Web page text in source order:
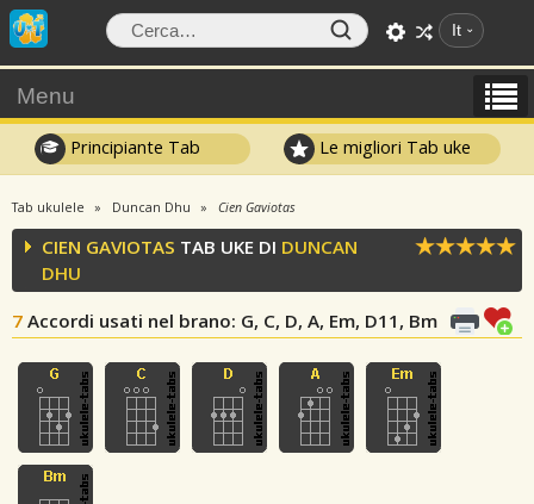
It
Menu
Principiante Tab Le migliori Tab uke
Tab ukulele Duncan Dhu Cien Gaviotas
CIEN GAVIOTAS TAB UKE DI DUNCAN
DHU
7 Accordi usati nel brano: G, C, D, A, Em, D11, Bm